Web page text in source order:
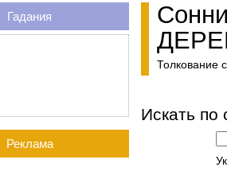
Толкование
Искать по
Гадания
Реклама